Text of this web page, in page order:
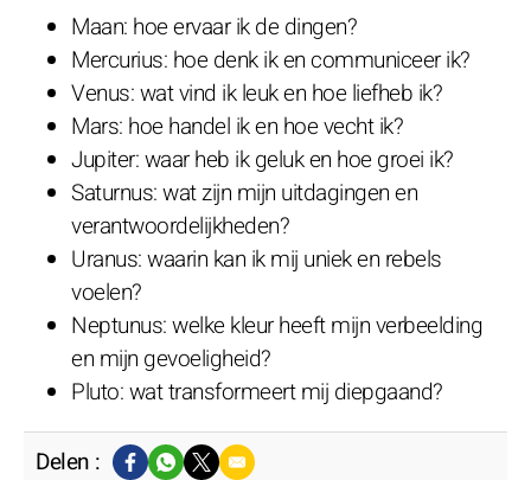
Maan: hoe ervaar ik de dingen?
Mercurius: hoe denk ik en communiceer ik?
Venus: wat vind ik leuk en hoe liefheb ik?
Mars: hoe handel ik en hoe vecht ik?
Jupiter: waar heb ik geluk en hoe groei ik?
Saturnus: wat zijn mijn uitdagingen en
verantwoordelijkheden?
Uranus: waarin kan ik mij uniek en rebels
voelen?
Neptunus: welke kleur heeft mijn verbeelding
en mijn gevoeligheid?
Pluto: wat transformeert mij diepgaand?
Delen :